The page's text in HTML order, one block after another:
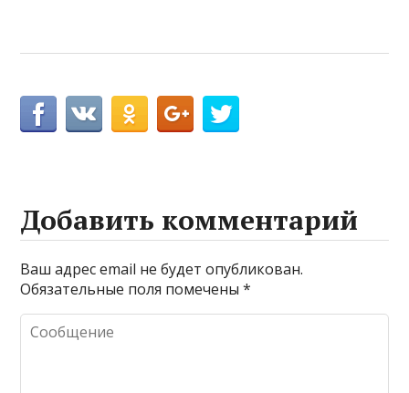
Добавить комментарий
Ваш адрес email не будет опубликован.
Обязательные поля помечены*